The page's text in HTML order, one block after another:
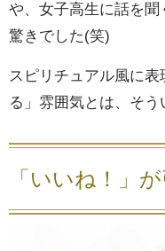
や、女子高生に話を
驚きでした(笑)
スピリチュアル風に表
る」雰囲気とは、そう
「いいね！」